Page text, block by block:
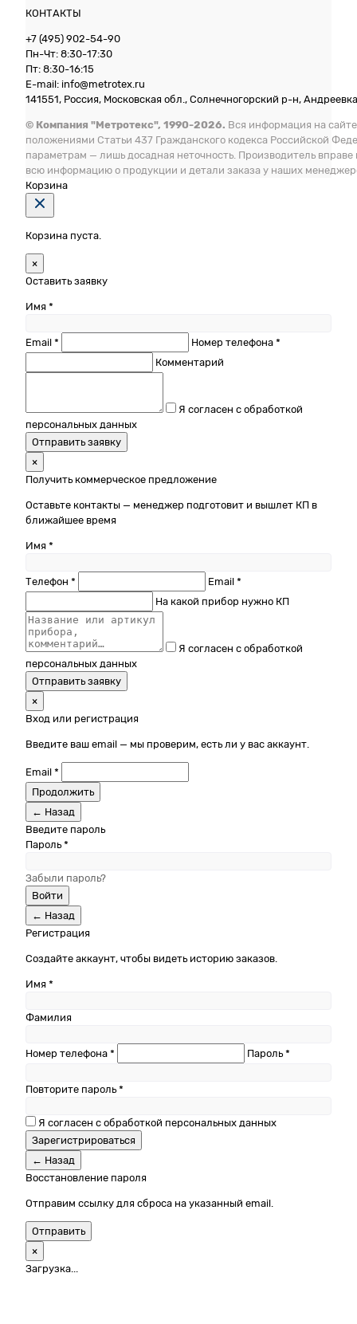
КОНТАКТЫ
+7 (495) 902-54-90
Пн-Чт: 8:30-17:30
Пт: 8:30-16:15
E-mail: info@metrotex.ru
141551, Россия, Московская обл., Солнечногорский р-н,
© Компания "Метротекс", 1990-2026. Вся информация на
положениями Статьи 437 Гражданского кодекса Российской
параметрам — лишь досадная неточность. Производитель
всю информацию о продукции и детали заказа у наших
Корзина
Корзина пуста.
×
Оставить заявку
Имя *
Email *
Номер телефона *
Комментарий
Я согласен с обработкой
персональных данных
Отправить заявку
×
Получить коммерческое предложение
Оставьте контакты — менеджер подготовит и вышлет КП в
ближайшее время
Имя *
Телефон *
Email *
На какой прибор нужно КП
Я согласен с обработкой
персональных данных
Отправить заявку
×
Вход или регистрация
Введите ваш email — мы проверим, есть ли у вас аккаунт.
Email *
Продолжить
← Назад
Введите пароль
Пароль *
Забыли пароль?
Войти
← Назад
Регистрация
Создайте аккаунт, чтобы видеть историю заказов.
Имя *
Фамилия
Номер телефона * Пароль *
Повторите пароль *
Я согласен с обработкой персональных данных
Зарегистрироваться
← Назад
Восстановление пароля
Отправим ссылку для сброса на указанный email.
Отправить
×
Загрузка...